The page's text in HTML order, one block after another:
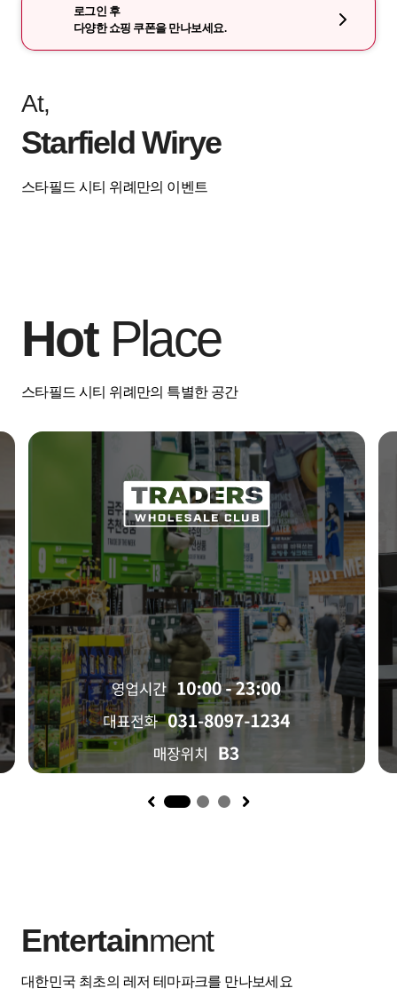
로그인 후
다양한 쇼핑 쿠폰을 만나보세요.
At,
Starfield Wirye
스타필드 시티 위례만의 이벤트
HotPlace
스타필드 시티 위례만의 특별한 공간
1
Entertainment
대한민국 최초의 레저 테마파크를 만나보세요